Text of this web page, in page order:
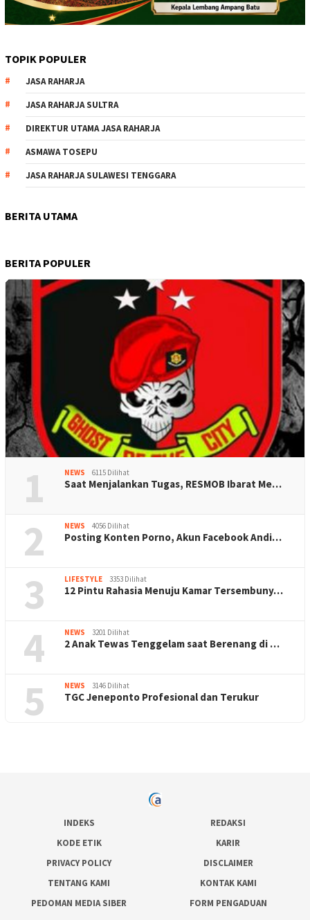
TOPIK POPULER
JASA RAHARJA
JASA RAHARJA SULTRA
DIREKTUR UTAMA JASA RAHARJA
ASMAWA TOSEPU
JASA RAHARJA SULAWESI TENGGARA
BERITA UTAMA
BERITA POPULER
1 NEWS 6115 Dilihat
Saat Menjalankan Tugas, RESMOB Ibarat Me…
2 NEWS 4056 Dilihat
Posting Konten Porno, Akun Facebook Andi…
3 LIFESTYLE 3353 Dilihat
12 Pintu Rahasia Menuju Kamar Tersembuny…
4 NEWS 3201 Dilihat
2 Anak Tewas Tenggelam saat Berenang di …
5 NEWS 3146 Dilihat
TGC Jeneponto Profesional dan Terukur
INDEKS
REDAKSI
KODE ETIK
KARIR
PRIVACY POLICY
DISCLAIMER
TENTANG KAMI
KONTAK KAMI
PEDOMAN MEDIA SIBER
FORM PENGADUAN